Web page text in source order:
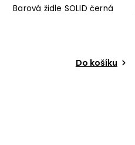
Barová židle SOLID černá
Do košíku